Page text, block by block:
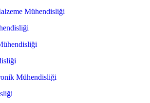
Mühendisliği
Mühendisliği